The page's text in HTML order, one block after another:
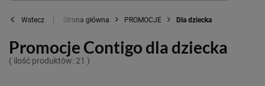
Wstecz Strona główna PROMOCJE Dla dziecka
Promocje Contigo dla dziecka
( ilość produktów: 21 )